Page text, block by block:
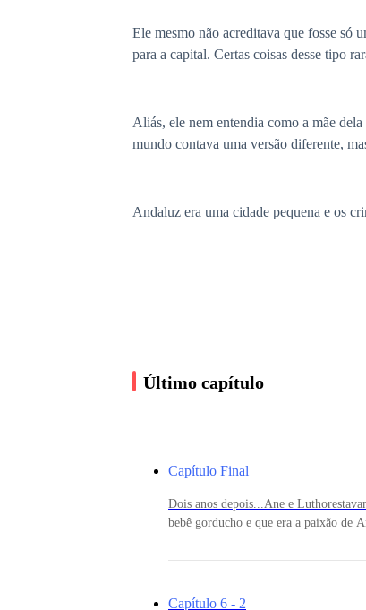
Ele mesmo não acreditava que fosse só
para a capital. Certas coisas desse tipo
Aliás, ele nem entendia como a mãe
mundo contava uma versão diferente,
Andaluz era uma cidade pequena e os
Durante uma parada na estrada não se
suspeitava que alguém de dentro
Uma noite Ane estava em casa e viu
poucos vizinhos por perto.
Último capítulo
Capítulo Final
Dois anos depois...Ane e
bebê gorducho e que era a paixão de
presentes e passeios ela ficava mais
meu amor - Ane abriu os braços para
Capítulo 6 - 2